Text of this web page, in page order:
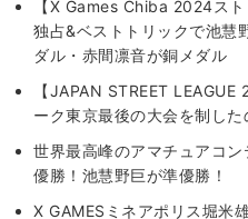
【X Games Chiba 2024ス
独占&ベストトリックで池慧
ダル・赤間凛音が銅メダル
【JAPAN STREET
ーク東京最後の大会を制し
世界最高峰のアマチュアコ
優勝！池慧野巨が準優勝！
X GAMESミネアポリス堀米